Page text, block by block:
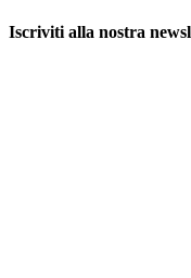
Iscriviti alla nostra